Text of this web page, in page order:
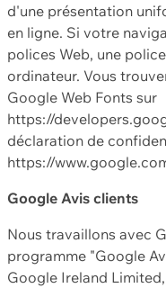
d'une présentation
en ligne. Si votre
polices Web, une
ordinateur. Vous
Google Web Fonts sur
https://
déclaration de
https://
Google Avis clients
Nous travaillons avec
programme "Google
Google Ireland